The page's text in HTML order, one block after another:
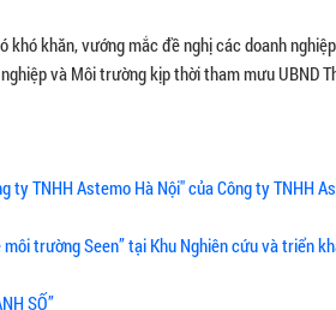
khăn, vướng mắc đề nghị các doanh nghiệp
và Môi trường kịp thời tham mưu UBND
ty TNHH Astemo Hà Nội" của Công ty TNHH
trường Seen” tại Khu Nghiên cứu và triển
SỐ”